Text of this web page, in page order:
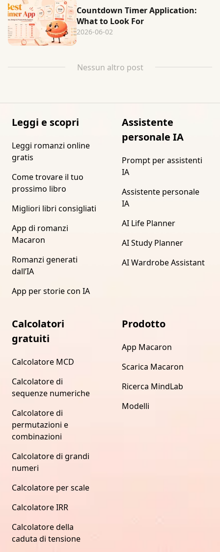
Countdown Timer Application:
What to Look For
2026-06-02
Nessun altro post
Leggi e scopri
Leggi romanzi online
gratis
Come trovare il tuo
prossimo libro
Migliori libri consigliati
App di romanzi
Macaron
Romanzi generati
dall’IA
App per storie con IA
Assistente
personale IA
Prompt per assistenti
IA
Assistente personale
IA
AI Life Planner
AI Study Planner
AI Wardrobe Assistant
Calcolatori
gratuiti
Calcolatore MCD
Calcolatore di
sequenze numeriche
Calcolatore di
permutazioni e
combinazioni
Calcolatore di grandi
numeri
Calcolatore per scale
Calcolatore IRR
Calcolatore della
caduta di tensione
Prodotto
App Macaron
Scarica Macaron
Ricerca MindLab
Modelli